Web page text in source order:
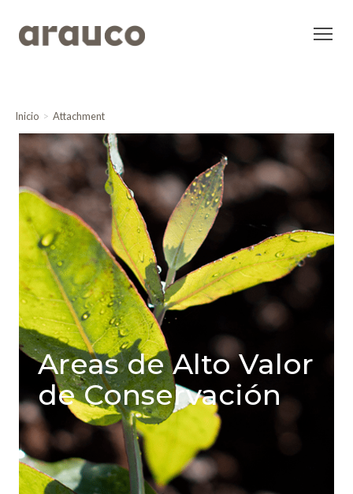
Inicio Attachment
Areas de Alto Valor
de Conservación